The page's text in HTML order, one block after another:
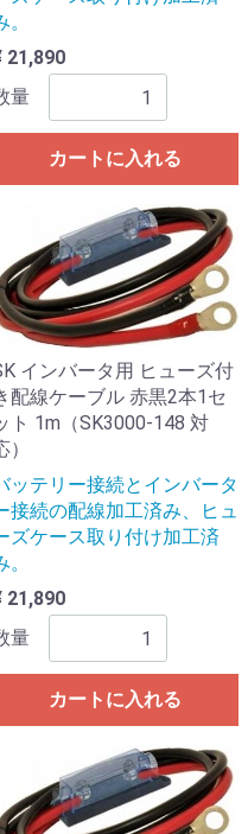
。
21,890
量
カートに入れる
インバータ用 ヒューズ付
配線ケーブル 赤黒2本1セ
ト 1m（SK3000-148 対
）
ッテリー接続とインバータ
接続の配線加工済み、ヒュ
ズケース取り付け加工済
。
21,890
量
カートに入れる